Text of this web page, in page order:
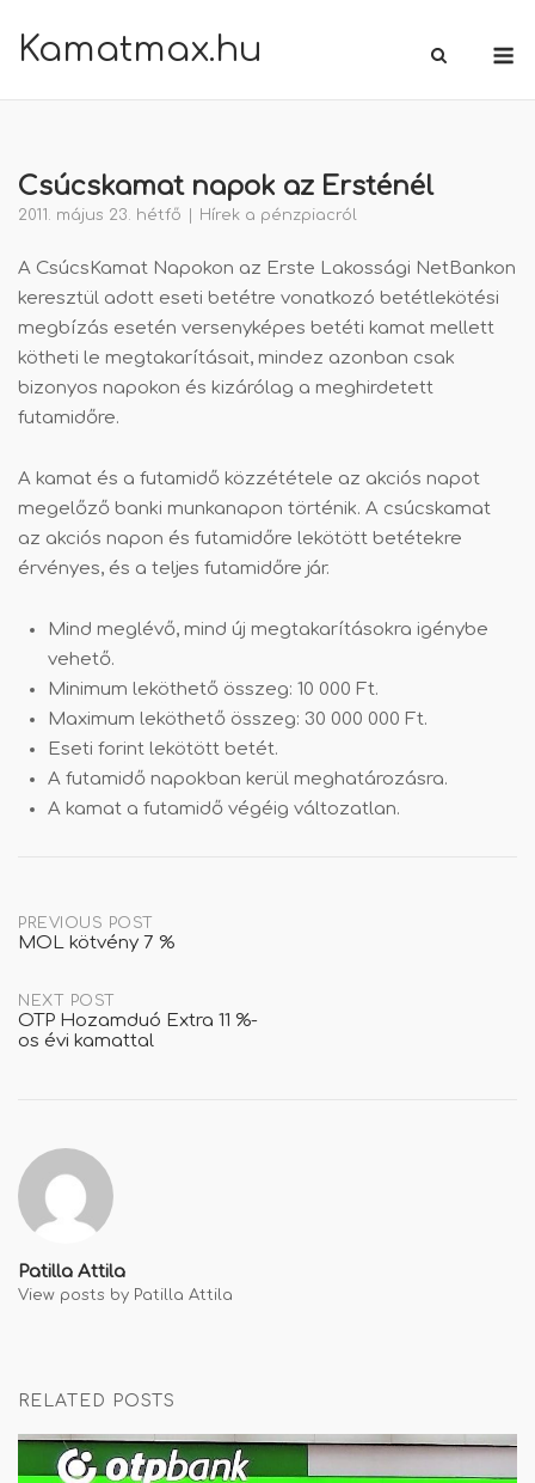
Kamatmax.hu
Csúcskamat napok az Ersténél
2011. május 23. hétfő Hírek a pénzpiacról
A CsúcsKamat Napokon az Erste Lakossági NetBankon
keresztül adott eseti betétre vonatkozó betétlekötési
megbízás esetén versenyképes betéti kamat mellett
kötheti le megtakarításait, mindez azonban csak
bizonyos napokon és kizárólag a meghirdetett
futamidőre.
A kamat és a futamidő közzététele az akciós napot
megelőző banki munkanapon történik. A csúcskamat
az akciós napon és futamidőre lekötött betétekre
érvényes, és a teljes futamidőre jár.
Mind meglévő, mind új megtakarításokra igénybe
vehető.
Minimum leköthető összeg: 10 000 Ft.
Maximum leköthető összeg: 30 000 000 Ft.
Eseti forint lekötött betét.
A futamidő napokban kerül meghatározásra.
A kamat a futamidő végéig változatlan.
Post
navigation
PREVIOUS POST
MOL kötvény 7 %
NEXT POST
OTP Hozamduó Extra 11 %-
os évi kamattal
Patilla Attila
View posts by Patilla Attila
RELATED POSTS